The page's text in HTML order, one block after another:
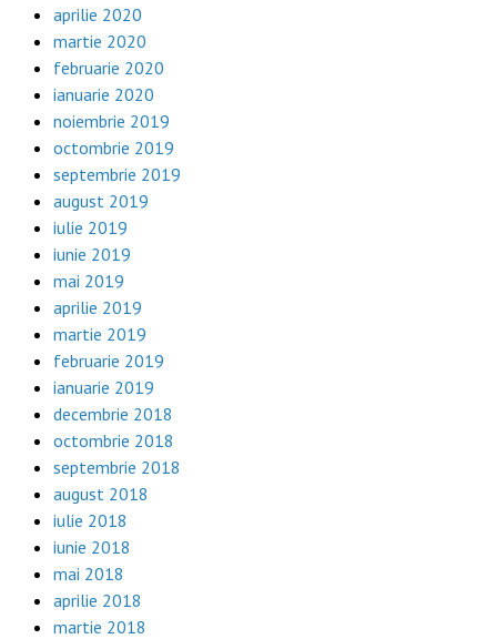
aprilie 2020
martie 2020
februarie 2020
ianuarie 2020
noiembrie 2019
octombrie 2019
septembrie 2019
august 2019
iulie 2019
iunie 2019
mai 2019
aprilie 2019
martie 2019
februarie 2019
ianuarie 2019
decembrie 2018
octombrie 2018
septembrie 2018
august 2018
iulie 2018
iunie 2018
mai 2018
aprilie 2018
martie 2018